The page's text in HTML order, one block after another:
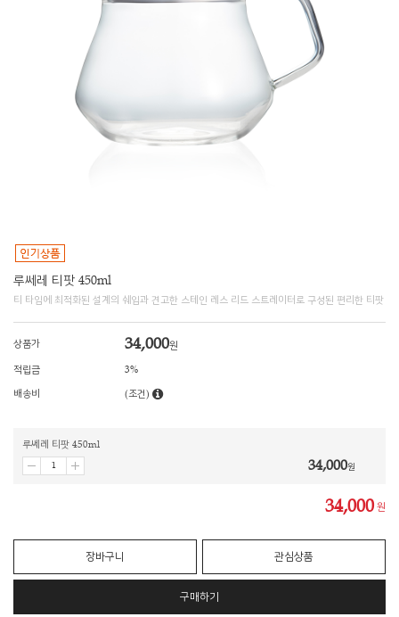
루쎄레 티팟 450ml
티 타임에 최적화된 설계의 쉐입과 견고한 스테인 레스 리드 스트레이터로 구성된 편리한 티팟
상품가 34,000원
적립금 3%
배송비 (조건)
루쎄레 티팟 450ml
34,000원
34,000 원
장바구니 관심상품
구매하기